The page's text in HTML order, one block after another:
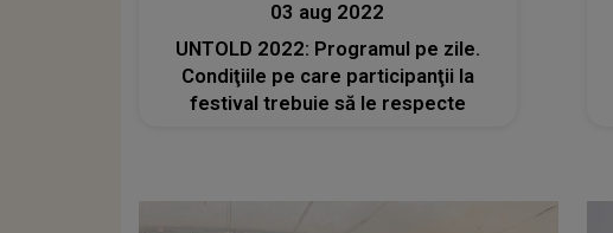
03 aug 2022
UNTOLD 2022: Programul pe zile.
Condiţiile pe care participanţii la
festival trebuie să le respecte